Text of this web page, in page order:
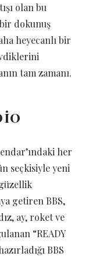
olan bu
dokunuş
heyecanlı bir
tam zamanı.
her
seçkisiyle yeni
getiren BBS,
ay, roket ve
“READY
BBS